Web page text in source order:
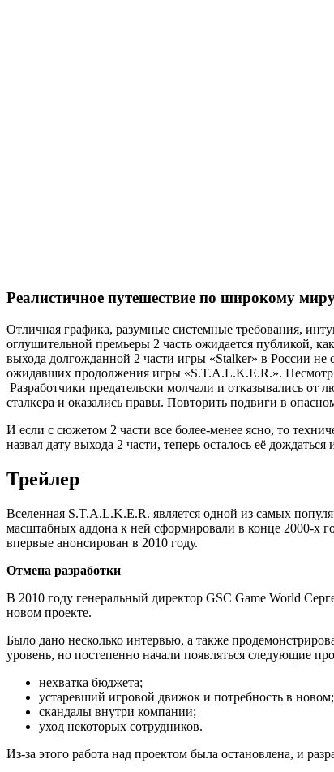
Реалистичное путешествие по широкому
Отличная графика, разумные системные требования,
оглушительной премьеры 2 часть ожидается публикой,
выхода долгожданной 2 части игры «Stalker» в России не
ожидавших продолжения игры «S.T.A.L.K.E.R.».
Разработчики предательски молчали и отказывались
сталкера и оказались правы. Повторить подвиги в
И если с сюжетом 2 части все более-менее ясно, то
назвал дату выхода 2 части, теперь осталось её
Трейлер
Вселенная S.T.A.L.K.E.R. является одной из самых
масштабных аддона к ней сформировали в конце 2000-х
впервые анонсирован в 2010 году.
Отмена разработки
В 2010 году генеральный директор GSC Game World
новом проекте.
Было дано несколько интервью, а также
уровень, но постепенно начали появляться следующие
нехватка бюджета;
устаревший игровой движок и потребность в новом;
скандалы внутри компании;
уход некоторых сотрудников.
Из-за этого работа над проектом была остановлена, и